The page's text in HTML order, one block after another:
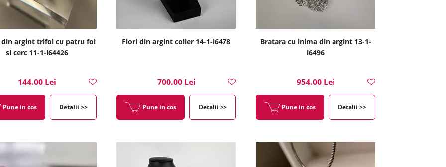
din argint trifoi cu patru foi
si cerc 11-1-i64426
144.00 Lei
Pune in cos Detalii >>
Flori din argint colier 14-1-i6478
700.00 Lei
Pune in cos Detalii >>
Bratara cu inima din argint 13-1-
i6496
954.00 Lei
Pune in cos Detalii >>